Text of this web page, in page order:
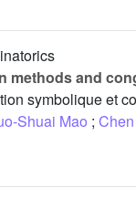
methods and
symbolique et
Shuai Mao ;